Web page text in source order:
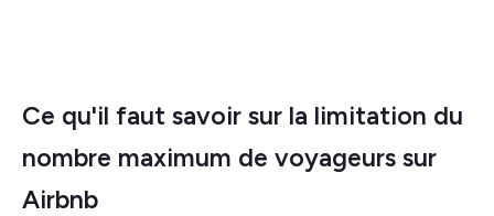
Ce qu'il faut savoir sur la limitation du
nombre maximum de voyageurs sur
Airbnb